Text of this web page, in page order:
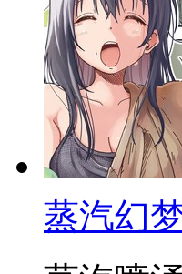
蒸汽幻